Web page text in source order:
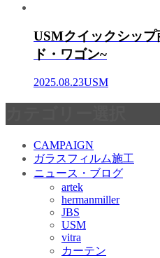
USMクイックシッ
ド・ワゴン~
2025.08.23USM
CAMPAIGN
ガラスフィルム施工
ニュース・ブログ
artek
hermanmiller
JBS
USM
vitra
カーテン